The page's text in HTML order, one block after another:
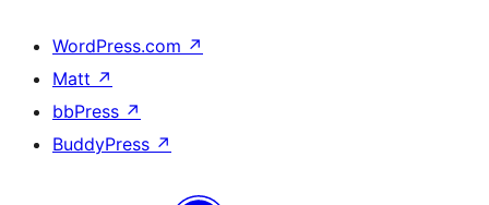
WordPress.com ↗
Matt ↗
bbPress ↗
BuddyPress ↗